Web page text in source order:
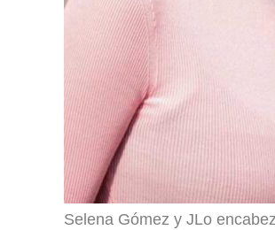
Selena Gómez y JLo